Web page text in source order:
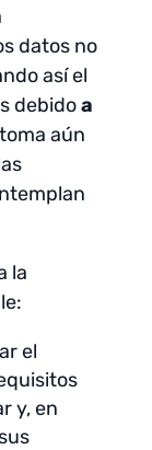
datos no
así el
debidoa
aún
la
el
y, en